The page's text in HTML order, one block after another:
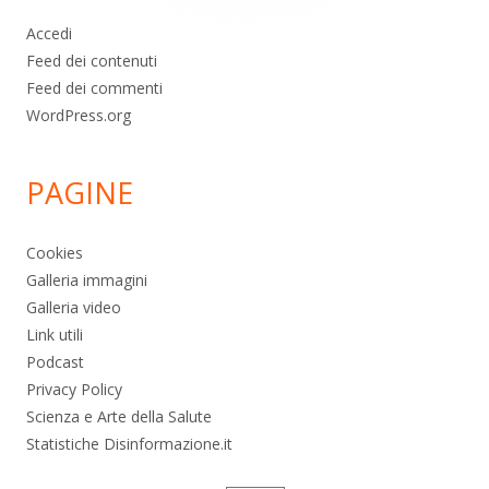
Accedi
Feed dei contenuti
Feed dei commenti
WordPress.org
PAGINE
Cookies
Galleria immagini
Galleria video
Link utili
Podcast
Privacy Policy
Scienza e Arte della Salute
Statistiche Disinformazione.it